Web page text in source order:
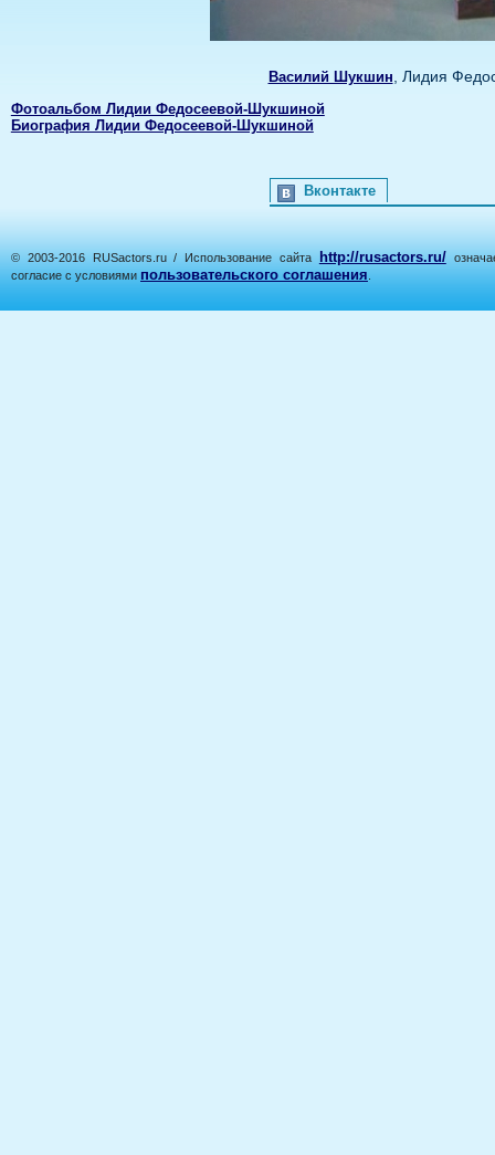
Василий Шукшин , Лидия
Фотоальбом Лидии Федосеевой-Шукшиной
Биография Лидии Федосеевой-Шукшиной
Вконтакте
© 2003-2016 RUSactors.ru / Использование сайта http://rusactors.ru/
согласие с условиями пользовательского соглашения